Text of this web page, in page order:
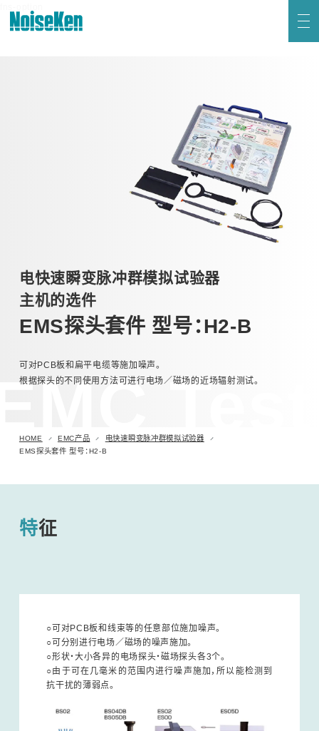
英语
电快速瞬变脉冲群模拟试验器
主机的选件
EMS探头套件 型号：H2-B
可对PCB板和扁平电缆等施加噪声。
根据探头的不同使用方法可进行电场／磁场的近场辐射测试。
HOME EMC产品
电快速瞬变脉冲群模拟试验器
EMS探头套件 型号：H2-B
特征
○可对PCB板和线束等的任意部位施加噪声。
○可分别进行电场／磁场的噪声施加。
○形状・大小各异的电场探头・磁场探头各3个。
○由于可在几毫米的范围内进行噪声施加，所以能检测到
抗干扰的薄弱点。
电快速瞬变脉冲群模拟试验器
电压跌落及升高模拟试验器 (VDS系列)
阻尼振荡波模拟试验器